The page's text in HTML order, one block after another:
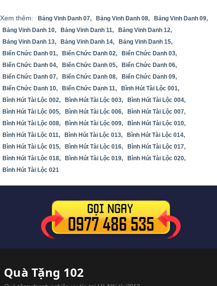
Xem thêm: Bảng Vinh Danh 07, Bảng Vinh Danh 08,
Bảng Vinh Danh 09,
Bảng Vinh Danh 10,
Bảng Vinh Danh 11,
Bảng Vinh Danh 12,
Bảng Vinh Danh 13,
Bảng Vinh Danh 14,
Bảng Vinh Danh 15,
Biển Chức Danh 01,
Biển Chức Danh 02,
Biển Chức Danh 03,
Biển Chức Danh 04,
Biển Chức Danh 05,
Biển Chức Danh 06,
Biển Chức Danh 07,
Biển Chức Danh 08,
Biển Chức Danh 09,
Biển Chức Danh 10,
Biển Chức Danh 11,
Bình Hút Tài Lộc 001,
Bình Hút Tài Lộc 002,
Bình Hút Tài Lộc 003,
Bình Hút Tài Lộc 004,
Bình Hút Tài Lộc 005,
Bình Hút Tài Lộc 006,
Bình Hút Tài Lộc 007,
Bình Hút Tài Lộc 008,
Bình Hút Tài Lộc 009,
Bình Hút Tài Lộc 010,
Bình Hút Tài Lộc 011,
Bình Hút Tài Lộc 013,
Bình Hút Tài Lộc 014,
Bình Hút Tài Lộc 015,
Bình Hút Tài Lộc 016,
Bình Hút Tài Lộc 017,
Bình Hút Tài Lộc 018,
Bình Hút Tài Lộc 019,
Bình Hút Tài Lộc 020,
Bình Hút Tài Lộc 021
Quà Tặng 102